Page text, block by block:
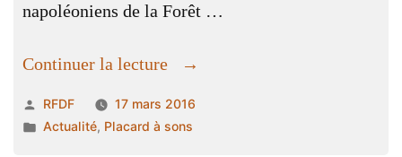
napoléoniens de la Forêt …
Continuer la lecture
« Connaissez-
le
débardage
Publié
par
RFDF
17 mars 2016
Publié
Actualité, Placard à sons